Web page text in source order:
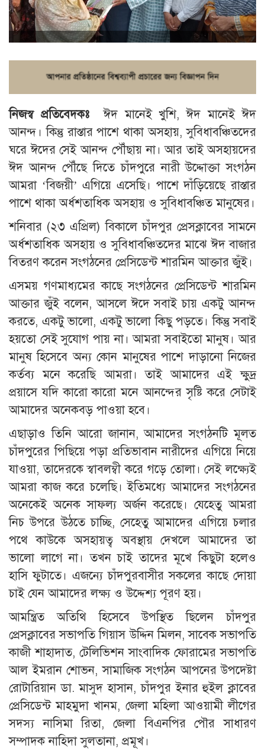
নিজস্ব প্রতিবেদকঃঈদ মানেই খুশি, ঈদ মানেই ঈদ
আনন্দ। কিন্তু রাস্তার পাশে থাকা অসহায়, সুবিধাবঞ্চিতদের
ঘরে ঈদের সেই আনন্দ পৌঁছায় না। আর তাই অসহায়দের
ঈদ আনন্দ পৌঁছে দিতে চাঁদপুরে নারী উদ্দোক্তা সংগঠন
আমরা ‘বিজয়ী’ এগিয়ে এসেছি। পাশে দাঁড়িয়েছে রাস্তার
পাশে থাকা অর্ধশতাধিক অসহায় ও সুবিধাবঞ্চিত মানুষের।
শনিবার (২৩ এপ্রিল) বিকালে চাঁদপুর প্রেসক্লাবের সামনে
অর্ধশতাধিক অসহায় ও সুবিধাবঞ্চিতদের মাঝে ঈদ বাজার
বিতরণ করেন সংগঠনের প্রেসিডেন্ট শারমিন আক্তার জুঁই।
এসময় গণমাধ্যমের কাছে সংগঠনের প্রেসিডেন্ট শারমিন
আক্তার জুঁই বলেন, আসলে ঈদে সবাই চায় একটু আনন্দ
করতে, একটু ভালো, একটু ভালো কিছু পড়তে। কিন্তু সবাই
হয়তো সেই সুযোগ পায় না। আমরা সবাইতো মানুষ। আর
মানুষ হিসেবে অন্য কোন মানুষের পাশে দাড়ানো নিজের
কর্তব্য মনে করেছি আমরা। তাই আমাদের এই ক্ষুদ্র
প্রয়াসে যদি কারো কারো মনে আনন্দের সৃষ্টি করে সেটাই
আমাদের অনেকবড় পাওয়া হবে।
এছাড়াও তিনি আরো জানান, আমাদের সংগঠনটি মূলত
চাঁদপুরের পিছিয়ে পড়া প্রতিভাবান নারীদের এগিয়ে নিয়ে
যাওয়া, তাদেরকে স্বাবলম্বী করে গড়ে তোলা। সেই লক্ষ্যেই
আমরা কাজ করে চলেছি। ইতিমধ্যে আমাদের সংগঠনের
অনেকেই অনেক সাফল্য অর্জন করেছে। যেহেতু আমরা
নিচ উপরে উঠতে চাচ্ছি, সেহেতু আমাদের এগিয়ে চলার
পথে কাউকে অসহায়ত্ব অবস্থায় দেখলে আমাদের তা
ভালো লাগে না। তখন চাই তাদের মূখে কিছুটা হলেও
হাসি ফুটাতে। এজন্যে চাঁদপুরবাসীর সকলের কাছে দোয়া
চাই যেন আমাদের লক্ষ্য ও উদ্দেশ্য পূরণ হয়।
আমন্ত্রিত অতিথি হিসেবে উপস্থিত ছিলেন চাঁদপুর
প্রেসক্লাবের সভাপতি গিয়াস উদ্দিন মিলন, সাবেক সভাপতি
কাজী শাহাদাত, টেলিভিশন সাংবাদিক ফোরামের সভাপতি
আল ইমরান শোভন, সামাজিক সংগঠন আপনের উপদেষ্টা
রোটারিয়ান ডা. মাসুদ হাসান, চাঁদপুর ইনার হুইল ক্লাবের
প্রেসিডেন্ট মাহমুদা খানম, জেলা মহিলা আওয়ামী লীগের
সদস্য নাসিমা রিতা, জেলা বিএনপির পৌর সাধারণ
সম্পাদক নাহিদা সুলতানা, প্রমূখ।